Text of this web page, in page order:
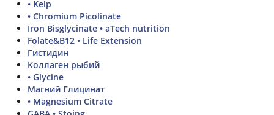
• Kelp
• Chromium Picolinate
Iron Bisglycinate • aTech nutrition
Folate&B12 • Life Extension
Гистидин
Коллаген рыбий
• Glycine
Магний Глицинат
• Magnesium Citrate